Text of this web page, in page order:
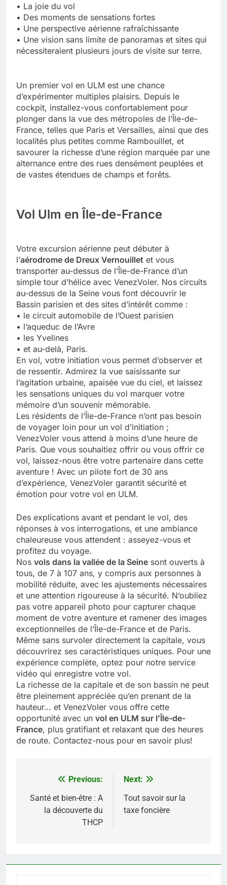
• La joie du vol
• Des moments de sensations fortes
• Une perspective aérienne rafraîchissante
• Une vision sans limite de panoramas et sites qui
nécessiteraient plusieurs jours de visite sur terre.
Un premier vol en ULM est une chance
d’expérimenter multiples plaisirs. Depuis le
cockpit, installez-vous confortablement pour
plonger dans la vue des métropoles de l’Île-de-
France, telles que Paris et Versailles, ainsi que des
localités plus petites comme Rambouillet, et
savourer la richesse d’une région marquée par une
alternance entre des rues densément peuplées et
de vastes étendues de champs et forêts.
Vol Ulm en Île-de-France
Votre excursion aérienne peut débuter à
l’aérodrome de Dreux Vernouillet et vous
transporter au-dessus de l’Île-de-France d’un
simple tour d’hélice avec VenezVoler. Nos circuits
au-dessus de la Seine vous font découvrir le
Bassin parisien et des sites d’intérêt comme :
• le circuit automobile de l’Ouest parisien
• l’aqueduc de l’Avre
• les Yvelines
• et au-delà, Paris.
En vol, votre initiation vous permet d’observer et
de ressentir. Admirez la vue saisissante sur
l’agitation urbaine, apaisée vue du ciel, et laissez
les sensations uniques du vol marquer votre
mémoire d’un souvenir mémorable.
Les résidents de l’Île-de-France n’ont pas besoin
de voyager loin pour un vol d’initiation ;
VenezVoler vous attend à moins d’une heure de
Paris. Que vous souhaitiez offrir ou vous offrir ce
vol, laissez-nous être votre partenaire dans cette
aventure ! Avec un pilote fort de 30 ans
d’expérience, VenezVoler garantit sécurité et
émotion pour votre vol en ULM.
Des explications avant et pendant le vol, des
réponses à vos interrogations, et une ambiance
chaleureuse vous attendent : asseyez-vous et
profitez du voyage.
Nos vols dans la vallée de la Seine sont ouverts à
tous, de 7 à 107 ans, y compris aux personnes à
mobilité réduite, avec les ajustements nécessaires
et une attention rigoureuse à la sécurité. N’oubliez
pas votre appareil photo pour capturer chaque
moment de votre aventure et ramener des images
exceptionnelles de l’Île-de-France et de Paris.
Même sans survoler directement la capitale, vous
découvrirez ses caractéristiques uniques. Pour une
expérience complète, optez pour notre service
vidéo qui enregistre votre vol.
La richesse de la capitale et de son bassin ne peut
être pleinement appréciée qu’en prenant de la
hauteur… et VenezVoler vous offre cette
opportunité avec un vol en ULM sur l’Île-de-
France, plus gratifiant et relaxant que des heures
de route. Contactez-nous pour en savoir plus!
Navigation
de
Previous:
Santé et bien-être : A
la découverte du
THCP
Next:
Tout savoir sur la
taxe foncière